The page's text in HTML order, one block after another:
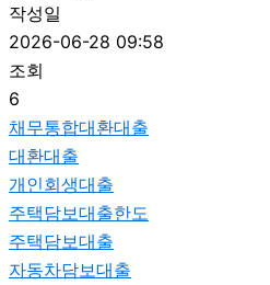
작성일
2026-06-28 09:58
조회
6
채무통합대환대출
대환대출
개인회생대출
주택담보대출한도
주택담보대출
자동차담보대출